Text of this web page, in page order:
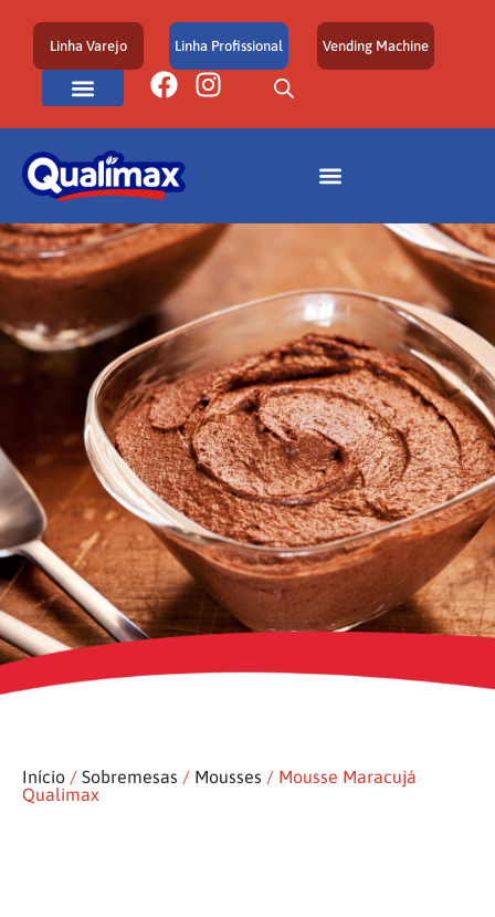
Linha Varejo Linha Profissional Vending Machine
Início / Sobremesas / Mousses / Mousse Maracujá
Qualimax